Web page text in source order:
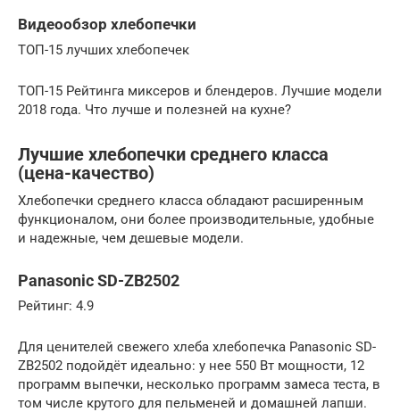
Видеообзор хлебопечки
ТОП-15 лучших хлебопечек
ТОП-15 Рейтинга миксеров и блендеров. Лучшие модели
2018 года. Что лучше и полезней на кухне?
Лучшие хлебопечки среднего класса
(цена-качество)
Хлебопечки среднего класса обладают расширенным
функционалом, они более производительные, удобные
и надежные, чем дешевые модели.
Panasonic SD-ZB2502
Рейтинг: 4.9
Для ценителей свежего хлеба хлебопечка Panasonic SD-
ZB2502 подойдёт идеально: у нее 550 Вт мощности, 12
программ выпечки, несколько программ замеса теста, в
том числе крутого для пельменей и домашней лапши.